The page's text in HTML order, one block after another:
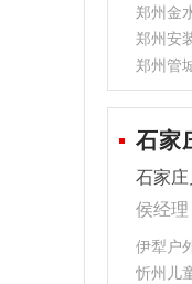
郑州金
郑州安
郑州管
石家
石家
侯经理
伊犁户
忻州儿